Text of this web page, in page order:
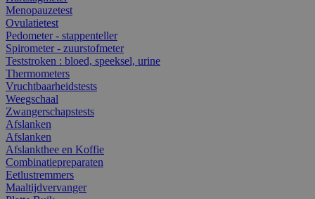
Menopauzetest
Ovulatietest
Pedometer - stappenteller
Spirometer - zuurstofmeter
Teststroken : bloed, speeksel, urine
Thermometers
Vruchtbaarheidstests
Weegschaal
Zwangerschapstests
Afslanken
Afslanken
Afslankthee en Koffie
Combinatiepreparaten
Eetlustremmers
Maaltijdvervanger